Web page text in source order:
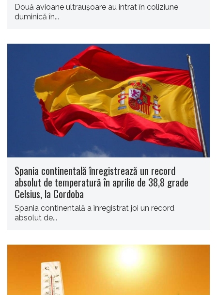
Două avioane ultrauşoare au intrat în coliziune
duminică în...
Spania continentală înregistrează un record
absolut de temperatură în aprilie de 38,8 grade
Celsius, la Cordoba
Spania continentală a înregistrat joi un record
absolut de...